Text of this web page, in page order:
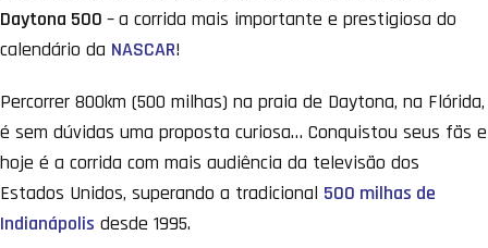
Daytona 500 –a corrida mais importante e prestigiosa do
calendário da NASCAR!
Percorrer 800km (500 milhas) na praia de Daytona, na Flórida,
é sem dúvidas uma proposta curiosa… Conquistou seus fãs e
hoje é a corrida com mais audiência da televisão dos
Estados Unidos, superando a tradicional 500 milhas de
Indianápolis desde 1995.